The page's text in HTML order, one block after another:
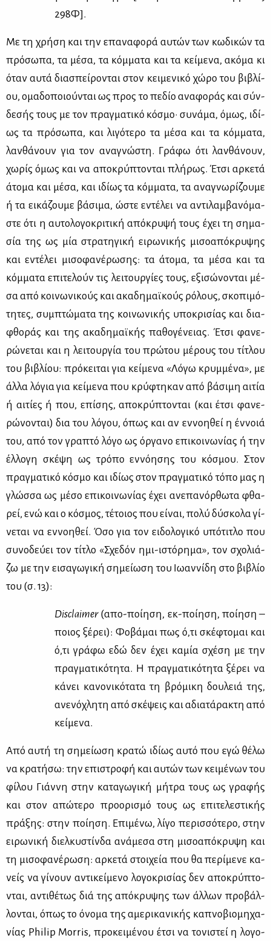
298Φ].
Με τη χρή­ση και την επα­να­φο­ρά αυ­τών των κω­δι­κών τα
πρό­σω­πα, τα μέ­σα, τα κόμ­μα­τα και τα κεί­με­να, ακό­μα κι
όταν αυ­τά δια­σπεί­ρο­νται στον κει­με­νι­κό χώ­ρο του βι­βλί­
ου, ομα­δο­ποιού­νται ως προς το πε­δίο ανα­φο­ράς και σύν­
δε­σής τους με τον πραγ­μα­τι­κό κό­σμο· συ­νά­μα, όμως, ιδί­
ως τα πρό­σω­πα, και λι­γό­τε­ρο τα μέ­σα και τα κόμ­μα­τα,
λαν­θά­νουν για τον ανα­γνώ­στη. Γρά­φω ότι λαν­θά­νουν,
χω­ρίς όμως και να απο­κρύ­πτο­νται πλή­ρως. Έτσι αρ­κε­τά
άτο­μα και μέ­σα, και ιδί­ως τα κόμ­μα­τα, τα ανα­γνω­ρί­ζου­με
ή τα ει­κά­ζου­με βά­σι­μα, ώστε εντέ­λει να αντι­λαμ­βα­νό­μα­
στε ότι η αυ­το­λο­γο­κρι­τι­κή από­κρυ­ψή τους έχει τη ση­μα­
σία της ως μία στρα­τη­γι­κή ει­ρω­νι­κής μι­σο­α­πό­κρυ­ψης
και εντέ­λει μι­σο­φα­νέ­ρω­σης: τα άτο­μα, τα μέ­σα και τα
κόμ­μα­τα επι­τε­λούν τις λει­τουρ­γί­ες τους, εξι­σώ­νο­νται μέ­
σα από κοι­νω­νι­κούς και ακα­δη­μαϊ­κούς ρό­λους, σκο­πι­μό­
τη­τες, συμ­πτώ­μα­τα της κοι­νω­νι­κής υπο­κρι­σί­ας και δια­
φθο­ράς και της ακα­δη­μαϊ­κής πα­θο­γέ­νειας. Έτσι φα­νε­
ρώ­νε­ται και η λει­τουρ­γία του πρώ­του μέ­ρους του τί­τλου
του βι­βλί­ου: πρό­κει­ται για κεί­με­να «Λό­γω κρυμ­μέ­να», με
άλ­λα λό­για για κεί­με­να που κρύ­φτη­καν από βά­σι­μη αι­τία
ή αι­τί­ες ή που, επί­σης, απο­κρύ­πτο­νται (και έτσι φα­νε­
ρώ­νο­νται) δια του λό­γου, όπως και αν εν­νοη­θεί η έν­νοιά
του, από τον γρα­πτό λό­γο ως όρ­γα­νο επι­κοι­νω­νί­ας ή την
έλ­λο­γη σκέ­ψη ως τρό­πο εν­νό­η­σης του κό­σμου. Στον
πραγ­μα­τι­κό κό­σμο και ιδί­ως στον πραγ­μα­τι­κό τό­πο μας η
γλώσ­σα ως μέ­σο επι­κοι­νω­νί­ας έχει ανε­πα­νόρ­θω­τα φθα­
ρεί, ενώ και ο κό­σμος, τέ­τοιος που εί­ναι, πο­λύ δύ­σκο­λα γί­
νε­ται να εν­νοη­θεί. Όσο για τον ει­δο­λο­γι­κό υπό­τι­τλο που
συ­νο­δεύ­ει τον τί­τλο «Σχε­δόν ημι-ιστό­ρη­μα», τον σχο­λιά­
ζω με την ει­σα­γω­γι­κή ση­μεί­ω­ση του Ιω­αν­νί­δη στο βι­βλίο
του (σ. 13):
Disclaimer(απο-ποί­η­ση, εκ-ποί­η­ση, ποί­η­ση –
ποιος ξέ­ρει): Φο­βά­μαι πως ό,τι σκέ­φτο­μαι και
ό,τι γρά­φω εδώ δεν έχει κα­μία σχέ­ση με την
πραγ­μα­τι­κό­τη­τα. Η πραγ­μα­τι­κό­τη­τα ξέ­ρει να
κά­νει κα­νο­νι­κό­τα­τα τη βρό­μι­κη δου­λειά της,
ανε­νό­χλη­τη από σκέ­ψεις και αδια­τά­ρα­κτη από
κεί­με­να.
Από αυ­τή τη ση­μεί­ω­ση κρα­τώ ιδί­ως αυ­τό που εγώ θέ­λω
να κρα­τή­σω: την επι­στρο­φή και αυ­τών των κει­μέ­νων του
φί­λου Γιάν­νη στην κα­τα­γω­γι­κή μή­τρα τους ως γρα­φής
και στον απώ­τε­ρο προ­ο­ρι­σμό τους ως επι­τε­λε­στι­κής
πρά­ξης: στην ποί­η­ση. Επι­μέ­νω, λί­γο πε­ρισ­σό­τε­ρο, στην
ει­ρω­νι­κή διελ­κυ­στίν­δα ανά­με­σα στη μι­σο­α­πό­κρυ­ψη και
τη μι­σο­φα­νέ­ρω­ση: αρ­κε­τά στοι­χεία που θα πε­ρί­με­νε κα­
νείς να γί­νουν αντι­κεί­με­νο λο­γο­κρι­σί­ας δεν απο­κρύ­πτο­
νται, αντι­θέ­τως διά της από­κρυ­ψης των άλ­λων προ­βάλ­
λο­νται, όπως το όνο­μα της αμε­ρι­κα­νι­κής κα­πνο­βιο­μη­χα­
νί­ας Philip Morris, προ­κει­μέ­νου έτσι να το­νι­στεί η λο­γο­